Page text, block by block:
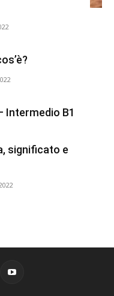
Intermedio B1
significato e